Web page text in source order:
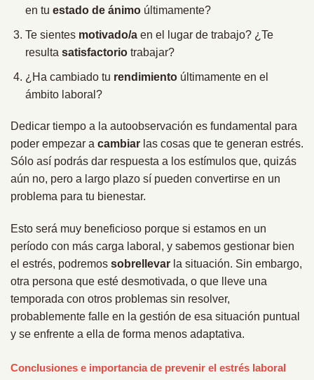
en tu estado de ánimoúltimamente?
Te sientes motivado/aen el lugar de trabajo? ¿Te
resulta satisfactoriotrabajar?
¿Ha cambiado tu rendimientoúltimamente en el
ámbito laboral?
Dedicar tiempo a la autoobservación es fundamental para
poder empezar a cambiar las cosas que te generan estrés.
Sólo así podrás dar respuesta a los estímulos que, quizás
aún no, pero a largo plazo sí pueden convertirse en un
problema para tu bienestar.
Esto será muy beneficioso porque si estamos en un
período con más carga laboral, y sabemos gestionar bien
el estrés, podremos sobrellevar la situación. Sin embargo,
otra persona que esté desmotivada, o que lleve una
temporada con otros problemas sin resolver,
probablemente falle en la gestión de esa situación puntual
y se enfrente a ella de forma menos adaptativa.
Conclusiones e importancia de prevenir el estrés laboral